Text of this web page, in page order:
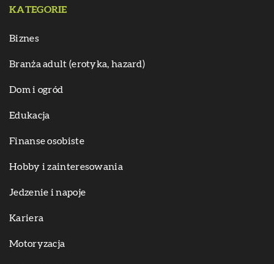
KATEGORIE
Biznes
Branża adult (erotyka, hazard)
Dom i ogród
Edukacja
Finanse osobiste
Hobby i zainteresowania
Jedzenie i napoje
Kariera
Motoryzacja